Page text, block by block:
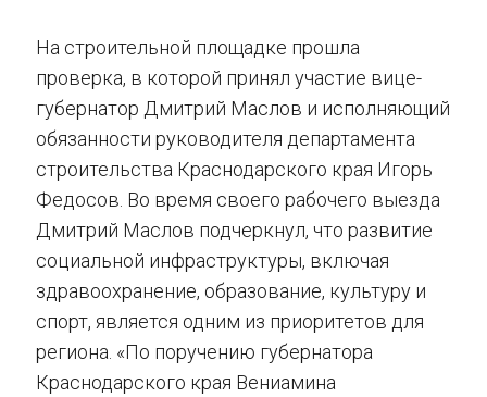
На строительной площадке прошла
проверка, в которой принял участие вице-
губернатор Дмитрий Маслов и исполняющий
обязанности руководителя департамента
строительства Краснодарского края Игорь
Федосов. Во время своего рабочего выезда
Дмитрий Маслов подчеркнул, что развитие
социальной инфраструктуры, включая
здравоохранение, образование, культуру и
спорт, является одним из приоритетов для
региона. «По поручению губернатора
Краснодарского края Вениамина